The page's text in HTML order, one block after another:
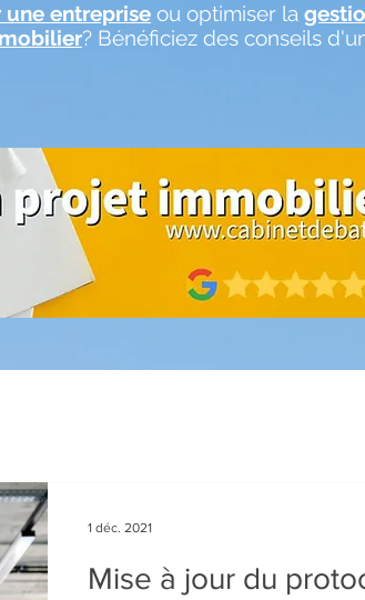
une entreprise ou optimiser la
? Bénéficiez des conseils
Mise à jour du
1 déc. 2021